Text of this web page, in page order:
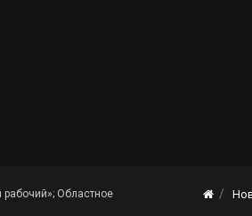
Областное